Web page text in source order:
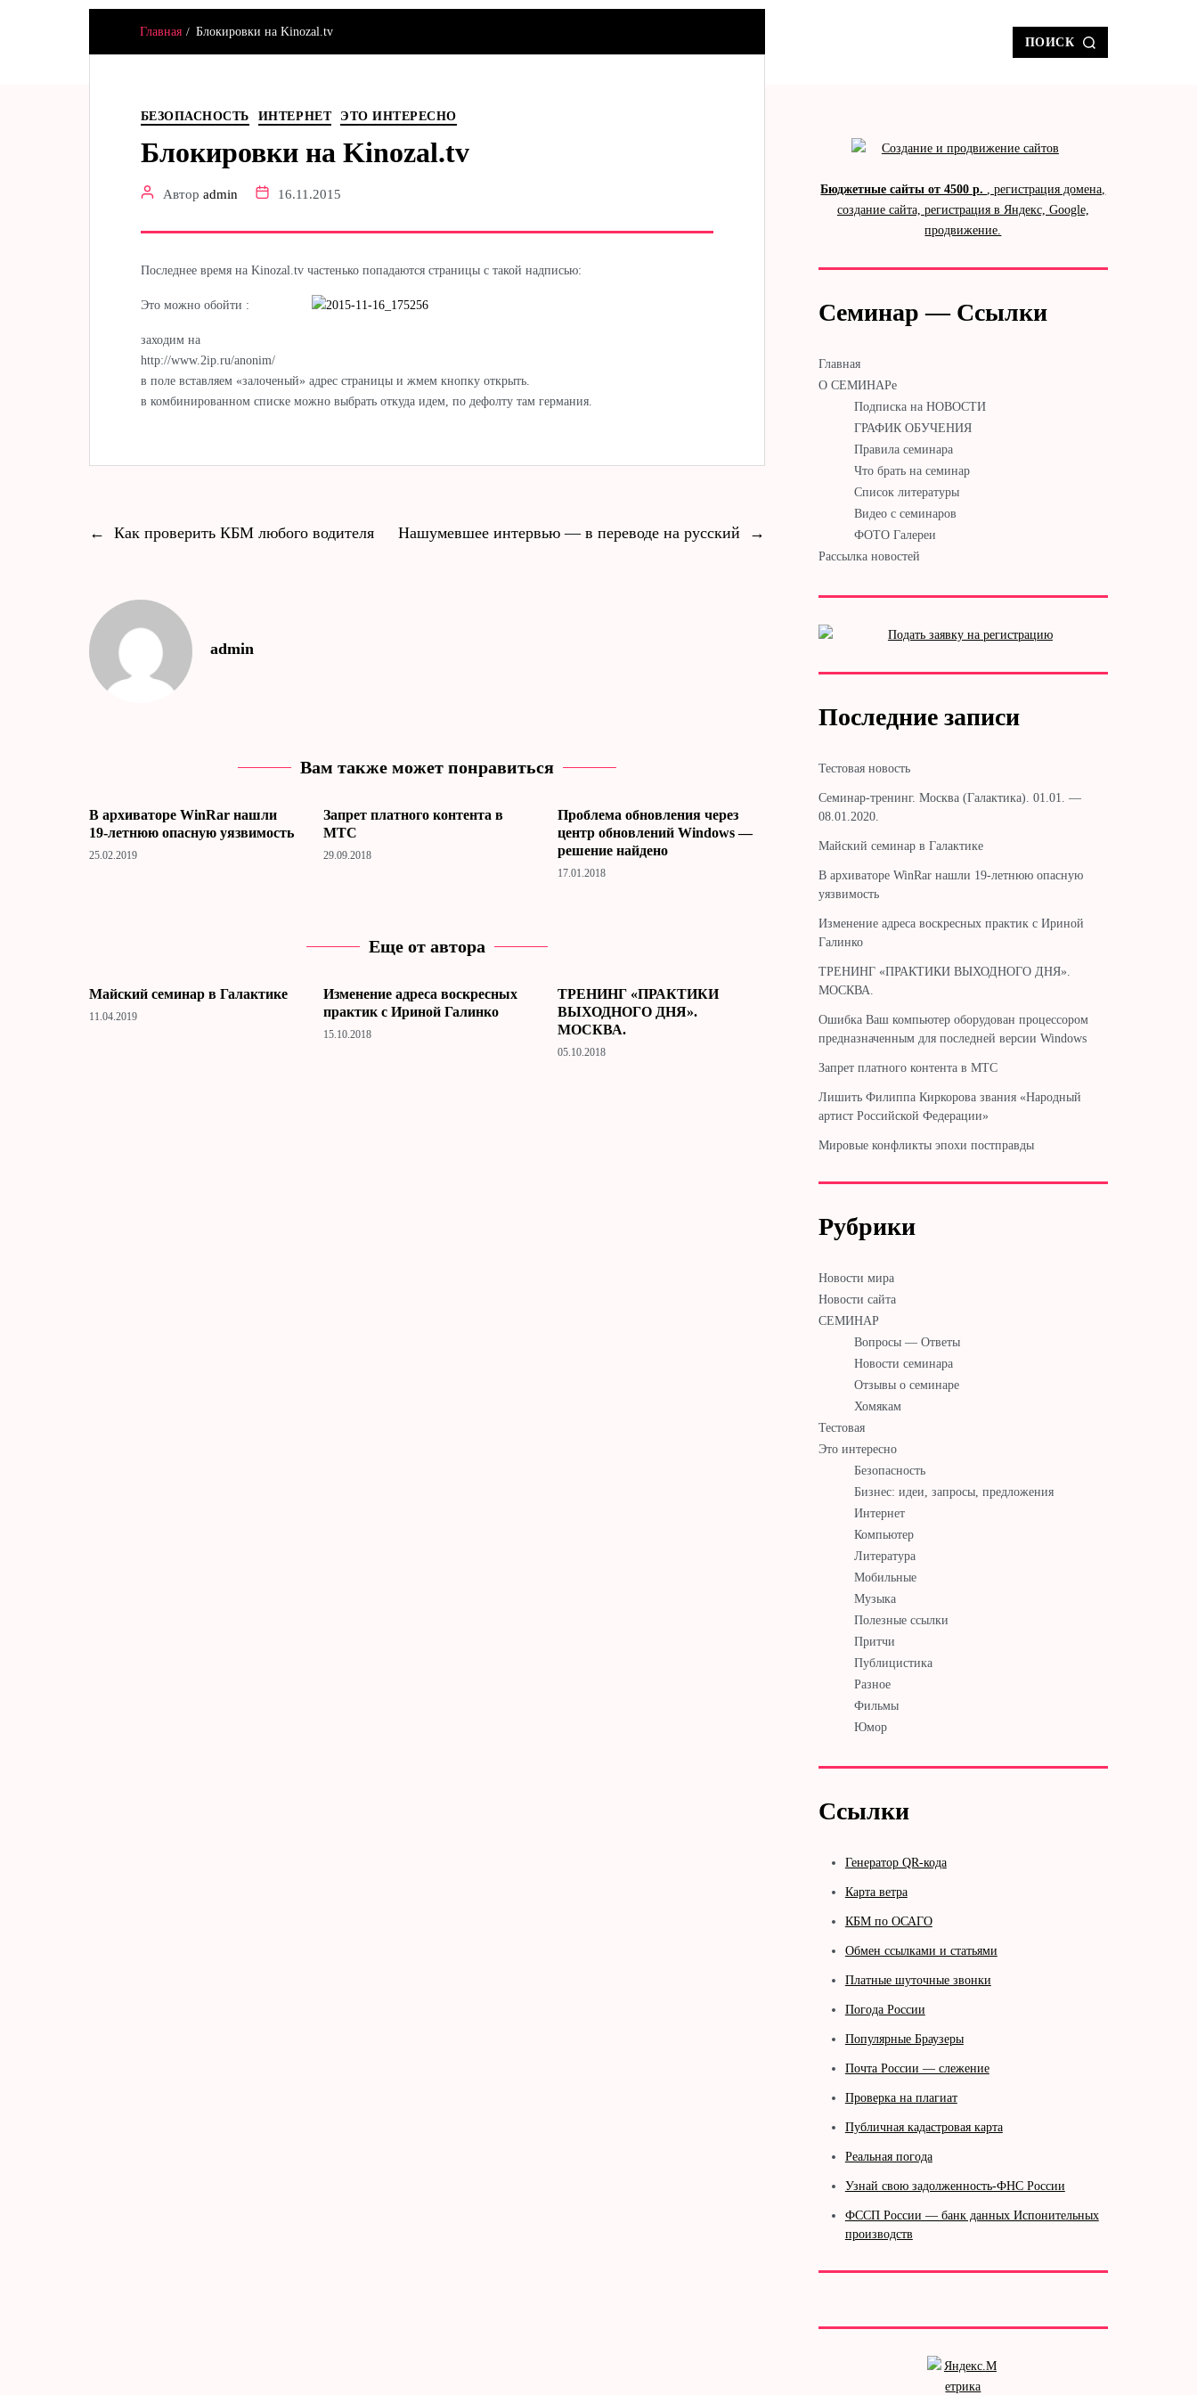
Hamster & Co ПОИСК
Главная Блокировки на Kinozal.tv
БЕЗОПАСНОСТЬ ИНТЕРНЕТ ЭТО ИНТЕРЕСНО
Блокировки на Kinozal.tv
Автор admin 16.11.2015
Последнее время на Kinozal.tv частенько попадаются страницы с такой надписью:
Это можно обойти :
заходим на
http://www.2ip.ru/anonim/
в поле вставляем «залоченый» адрес страницы и жмем кнопку открыть.
в комбинированном списке можно выбрать откуда идем, по дефолту там германия.
← Как проверить КБМ любого водителя →
Нашумевшее интервью — в переводе на русский
admin
Вам также может понравиться
В архиваторе WinRar нашли
19-летнюю опасную уязвимость
25.02.2019
Запрет платного контента в
МТС
29.09.2018
Проблема обновления через
центр обновлений Windows —
решение найдено
17.01.2018
Еще от автора
Майский семинар в Галактике
11.04.2019
Изменение адреса воскресных
практик с Ириной Галинко
15.10.2018
ТРЕНИНГ «ПРАКТИКИ
ВЫХОДНОГО ДНЯ».
МОСКВА.
05.10.2018
Бюджетные сайты от 4500 р. , регистрация домена,
создание сайта, регистрация в Яндекс, Google,
продвижение.
Семинар — Ссылки
Главная
О СЕМИНАРе
Подписка на НОВОСТИ
ГРАФИК ОБУЧЕНИЯ
Правила семинара
Что брать на семинар
Список литературы
Видео с семинаров
ФОТО Галереи
Рассылка новостей
Последние записи
Тестовая новость
Cеминар-тренинг. Москва (Галактика). 01.01. —
08.01.2020.
Майский семинар в Галактике
В архиваторе WinRar нашли 19-летнюю опасную
уязвимость
Изменение адреса воскресных практик с Ириной
Галинко
ТРЕНИНГ «ПРАКТИКИ ВЫХОДНОГО ДНЯ».
МОСКВА.
Ошибка Ваш компьютер оборудован процессором
предназначенным для последней версии Windows
Запрет платного контента в МТС
Лишить Филиппа Киркорова звания «Народный
артист Российской Федерации»
Мировые конфликты эпохи постправды
Рубрики
Новости мира
Новости сайта
СЕМИНАР
Вопросы — Ответы
Новости семинара
Отзывы о семинаре
Хомякам
Тестовая
Это интересно
Безопасность
Бизнес: идеи, запросы, предложения
Интернет
Компьютер
Литература
Мобильные
Музыка
Полезные ссылки
Притчи
Публицистика
Разное
Фильмы
Юмор
Ссылки
Генератор QR-кода
Карта ветра
КБМ по ОСАГО
Обмен ссылками и статьями
Платные шуточные звонки
Погода России
Популярные Браузеры
Почта России — слежение
Проверка на плагиат
Публичная кадастровая карта
Реальная погода
Узнай свою задолженность-ФНС России
ФССП России — банк данных Испонительных
производств